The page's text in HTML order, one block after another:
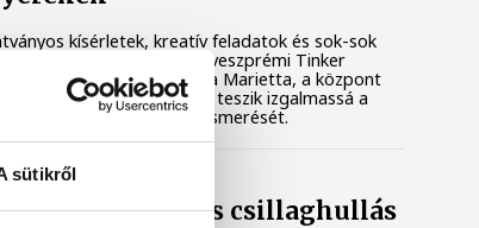
sütikről
kísérletek, kreatív feladatok és sok-sok
várja a gyerekeket a veszprémi Tinker
Videónkban Balassa Marietta, a központ
mutatja be, hogyan teszik izgalmassá a
megismerését.
12-én
és csillaghullás